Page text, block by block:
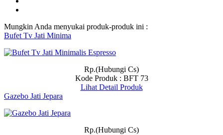
Mungkin Anda menyukai produk-produk ini :
Bufet Tv Jati Minima
Rp.(Hubungi Cs)
Kode Produk : BFT 73
Lihat Detail Produk
Gazebo Jati Jepara
Rp.(Hubungi Cs)